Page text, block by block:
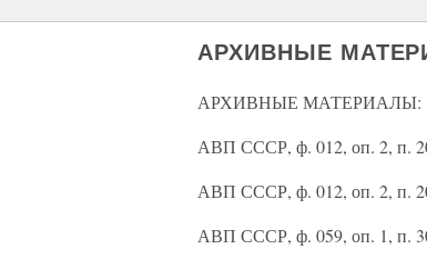
АРХИВНЫЕ
АРХИВНЫЕ МАТЕРИАЛЫ:
АВП СССР, ф. 012, оп. 2, п.
АВП СССР, ф. 012, оп. 2, п.
АВП СССР, ф. 059, оп. 1, п.